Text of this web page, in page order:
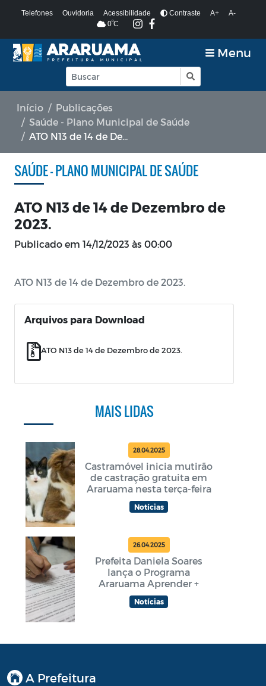
Telefones Ouvidoria Acessibilidade Contraste A+
A-
0ºC
Menu
Início
Publicações
Saúde - Plano Municipal de Saúde
ATO N13 de 14 de Dezembro de 2023.
SAÚDE - PLANO MUNICIPAL DE SAÚDE
ATO N13 de 14 de Dezembro de
2023.
Publicado em 14/12/2023 às 00:00
ATO N13 de 14 de Dezembro de 2023.
Arquivos para Download
ATO N13 de 14 de Dezembro de 2023.
MAIS LIDAS
28.04.2025
Castramóvel inicia mutirão
de castração gratuita em
Araruama nesta terça-feira
Notícias
26.04.2025
Prefeita Daniela Soares
lança o Programa
Araruama Aprender +
Notícias
A Prefeitura